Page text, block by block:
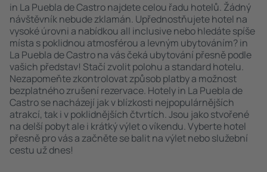
in La Puebla de Castro najdete celou řadu hotelů. Žádný
návštěvník nebude zklamán. Upřednostňujete hotel na
vysoké úrovni a nabídkou all inclusive nebo hledáte spíše
místa s poklidnou atmosférou a levným ubytováním? in
La Puebla de Castro na vás čeká ubytování přesně podle
vašich představ! Stačí zvolit polohu a standard hotelu.
Nezapomeňte zkontrolovat způsob platby a možnost
bezplatného zrušení rezervace. Hotely in La Puebla de
Castro se nacházejí jak v blízkosti nejpopulárnějších
atrakcí, tak i v poklidnějších čtvrtích. Jsou jako stvořené
na delší pobyt ale i krátký výlet o víkendu. Vyberte hotel
přesně pro vás a začněte se balit na výlet nebo služební
cestu už dnes!